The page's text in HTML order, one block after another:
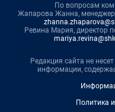
По вопросам
Жапарова Жанна,
Ревина Мария, директор
Редакция сайта не
информации,
Политика